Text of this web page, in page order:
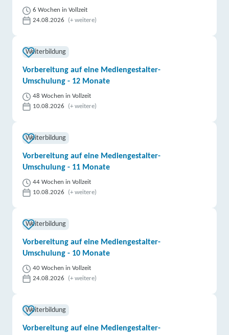
6 Wochen in Vollzeit
24.08.2026
(+ weitere)
Weiterbildung
Vorbereitung auf eine Mediengestalter-
Umschulung - 12 Monate
48 Wochen in Vollzeit
10.08.2026
(+ weitere)
Weiterbildung
Vorbereitung auf eine Mediengestalter-
Umschulung - 11 Monate
44 Wochen in Vollzeit
10.08.2026
(+ weitere)
Weiterbildung
Vorbereitung auf eine Mediengestalter-
Umschulung - 10 Monate
40 Wochen in Vollzeit
24.08.2026
(+ weitere)
Weiterbildung
Vorbereitung auf eine Mediengestalter-